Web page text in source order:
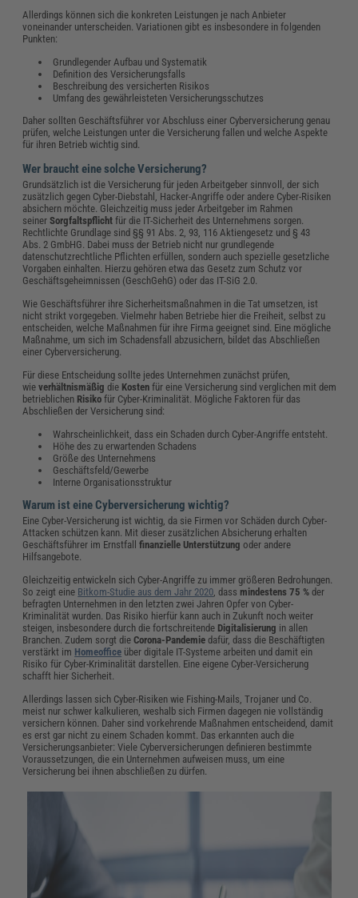
Allerdings können sich die konkreten Leistungen je nach Anbieter
voneinander unterscheiden. Variationen gibt es insbesondere in folgenden
Punkten:
Grundlegender Aufbau und Systematik
Definition des Versicherungsfalls
Beschreibung des versicherten Risikos
Umfang des gewährleisteten Versicherungsschutzes
Daher sollten Geschäftsführer vor Abschluss einer Cyberversicherung genau
prüfen, welche Leistungen unter die Versicherung fallen und welche Aspekte
für ihren Betrieb wichtig sind.
Wer braucht eine solche Versicherung?
Grundsätzlich ist die Versicherung für jeden Arbeitgeber sinnvoll, der sich
zusätzlich gegen Cyber-Diebstahl, Hacker-Angriffe oder andere Cyber-Risiken
absichern möchte. Gleichzeitig muss jeder Arbeitgeber im Rahmen
seinerSorgfaltspflicht für die IT-Sicherheit des Unternehmens sorgen.
Rechtlichte Grundlage sind §§ 91 Abs. 2, 93, 116 Aktiengesetz und § 43
Abs. 2 GmbHG. Dabei muss der Betrieb nicht nur grundlegende
datenschutzrechtliche Pflichten erfüllen, sondern auch spezielle gesetzliche
Vorgaben einhalten. Hierzu gehören etwa das Gesetz zum Schutz vor
Geschäftsgeheimnissen (GeschGehG) oder das IT-SiG 2.0.
Wie Geschäftsführer ihre Sicherheitsmaßnahmen in die Tat umsetzen, ist
nicht strikt vorgegeben. Vielmehr haben Betriebe hier die Freiheit, selbst zu
entscheiden, welche Maßnahmen für ihre Firma geeignet sind. Eine mögliche
Maßnahme, um sich im Schadensfall abzusichern, bildet das Abschließen
einer Cyberversicherung.
Für diese Entscheidung sollte jedes Unternehmen zunächst prüfen,
wieverhältnismäßig die Kosten für eine Versicherung sind verglichen mit dem
betrieblichen Risiko für Cyber-Kriminalität. Mögliche Faktoren für das
Abschließen der Versicherung sind:
Wahrscheinlichkeit, dass ein Schaden durch Cyber-Angriffe entsteht.
Höhe des zu erwartenden Schadens
Größe des Unternehmens
Geschäftsfeld/Gewerbe
Interne Organisationsstruktur
Warum ist eine Cyberversicherung wichtig?
Eine Cyber-Versicherung ist wichtig, da sie Firmen vor Schäden durch Cyber-
Attacken schützen kann. Mit dieser zusätzlichen Absicherung erhalten
Geschäftsführer im Ernstfallfinanzielle Unterstützung oder andere
Hilfsangebote.
Gleichzeitig entwickeln sich Cyber-Angriffe zu immer größeren Bedrohungen.
So zeigt eine Bitkom-Studie aus dem Jahr 2020, dass mindestens 75 % der
befragten Unternehmen in den letzten zwei Jahren Opfer von Cyber-
Kriminalität wurden. Das Risiko hierfür kann auch in Zukunft noch weiter
steigen, insbesondere durch die fortschreitende Digitalisierung in allen
Branchen. Zudem sorgt dieCorona-Pandemie dafür, dass die Beschäftigten
verstärkt im Homeoffice über digitale IT-Systeme arbeiten und damit ein
Risiko für Cyber-Kriminalität darstellen. Eine eigene Cyber-Versicherung
schafft hier Sicherheit.
Allerdings lassen sich Cyber-Risiken wie Fishing-Mails, Trojaner und Co.
meist nur schwer kalkulieren, weshalb sich Firmen dagegen nie vollständig
versichern können. Daher sind vorkehrende Maßnahmen entscheidend, damit
es erst gar nicht zu einem Schaden kommt. Das erkannten auch die
Versicherungsanbieter: Viele Cyberversicherungen definieren bestimmte
Voraussetzungen, die ein Unternehmen aufweisen muss, um eine
Versicherung bei ihnen abschließen zu dürfen.